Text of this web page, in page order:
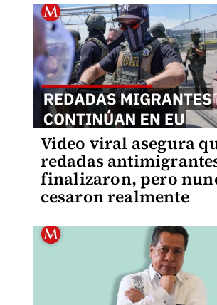
Video viral asegura
redadas
finalizaron, pero
cesaron realmente